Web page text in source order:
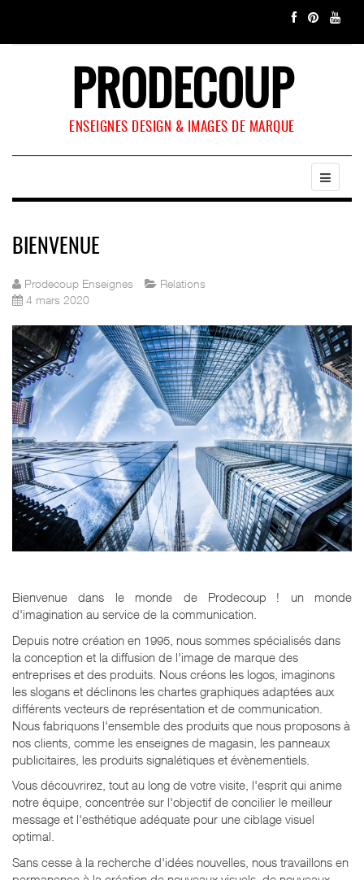
PRODECOUP
ENSEIGNES DESIGN & IMAGES DE MARQUE
BIENVENUE
Prodecoup Enseignes
Relations
4 mars 2020
Bienvenue dans le monde de Prodecoup
! un monde
d'imagination au service de la communication.
Depuis notre création en 1995, nous sommes spécialisés dans
la conception et la diffusion de l'image de marque des
entreprises et des produits. Nous créons les logos, imaginons
les slogans et déclinons les chartes graphiques adaptées aux
différents vecteurs de représentation et de communication.
Nous fabriquons l'ensemble des produits que nous proposons à
nos clients, comme les enseignes de magasin, les panneaux
publicitaires, les produits signalétiques et évènementiels.
Vous découvrirez, tout au long de votre visite, l'esprit qui anime
notre équipe, concentrée sur l'objectif de concilier le meilleur
message et l'esthétique adéquate pour une ciblage visuel
optimal.
Sans cesse à la recherche d'idées nouvelles, nous travaillons en